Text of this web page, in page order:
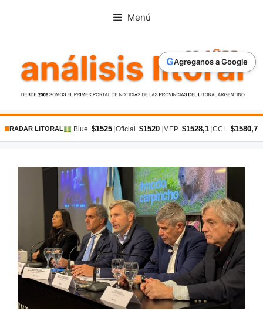
GAgreganos a Google
Menú
RADAR LITORAL Blue $1525 Oficial $1520 MEP $1528,1 CCL $1580,7